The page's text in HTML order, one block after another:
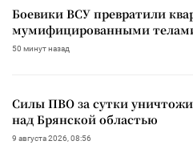
Боевики ВСУ превратили
мумифицированными
50 минут назад
Силы ПВО за сутки
над Брянской областью
9 августа 2026, 08:56